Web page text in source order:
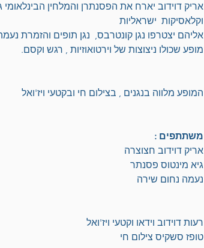
אריק דוידוב יארח את הפסנתרן והמלחין הבינלאומי
וקלאסיקות  ישראליות
אליהם יצטרפו נגן קונטרבס,  נגן תופים והזמרת
מופע שכולו ניצוצות של וירטואוזיות , רגש וקסם.
המופע מלווה בנגנים , בצילום חי ובקטעי ויז'ואל
משתתפים :
אריק דוידוב חצוצרה
גיא מינטוס פסנתר
נעמה נחום שירה
רעות דוידוב וידאו וקטעי ויז'ואל
טופז סשקיס צילום חי